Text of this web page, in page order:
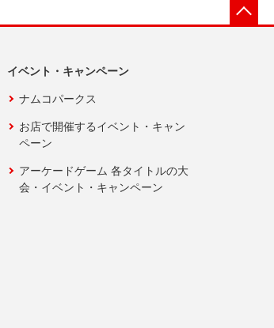
イベント・キャンペーン
ナムコパークス
お店で開催するイベント・キャン
ペーン
アーケードゲーム 各タイトルの大
会・イベント・キャンペーン